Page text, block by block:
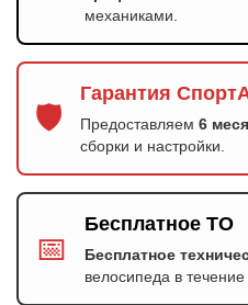
механиками.
🛡️
Гарантия
Предоставляем 6
сборки и настройки.
📅
Бесплатное ТО
Бесплатное
велосипеда в